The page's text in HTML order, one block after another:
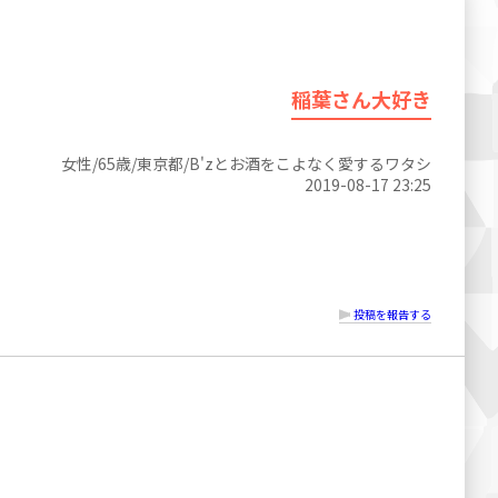
稲葉さん大好き
女性/65歳/東京都/B'zとお酒をこよなく愛するワタシ
2019-08-17 23:25
投稿を報告する